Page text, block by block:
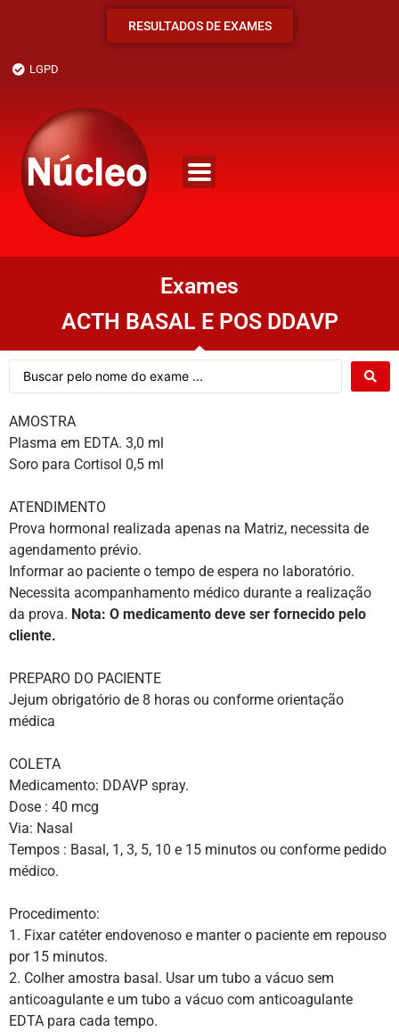
RESULTADOS DE EXAMES
LGPD
Exames
ACTH BASAL E POS DDAVP
AMOSTRA
Plasma em EDTA. 3,0 ml
Soro para Cortisol 0,5 ml
ATENDIMENTO
Prova hormonal realizada apenas na Matriz, necessita de
agendamento prévio.
Informar ao paciente o tempo de espera no laboratório.
Necessita acompanhamento médico durante a realização
da prova. Nota: O medicamento deve ser fornecido pelo
cliente.
PREPARO DO PACIENTE
Jejum obrigatório de 8 horas ou conforme orientação
médica
COLETA
Medicamento: DDAVP spray.
Dose : 40 mcg
Via: Nasal
Tempos : Basal, 1, 3, 5, 10 e 15 minutos ou conforme pedido
médico.
Procedimento:
1. Fixar catéter endovenoso e manter o paciente em repouso
por 15 minutos.
2. Colher amostra basal. Usar um tubo a vácuo sem
anticoagulante e um tubo a vácuo com anticoagulante
EDTA para cada tempo.